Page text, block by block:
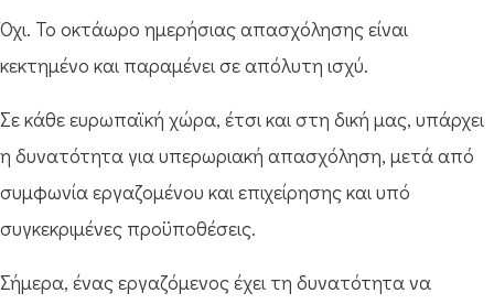
Όχι. Το οκτάωρο ημερήσιας απασχόλησης είναι
κεκτημένο και παραμένει σε απόλυτη ισχύ.
Σε κάθε ευρωπαϊκή χώρα, έτσι και στη δική μας, υπάρχει
η δυνατότητα για υπερωριακή απασχόληση, μετά από
συμφωνία εργαζομένου και επιχείρησης και υπό
συγκεκριμένες προϋποθέσεις.
Σήμερα, ένας εργαζόμενος έχει τη δυνατότητα να